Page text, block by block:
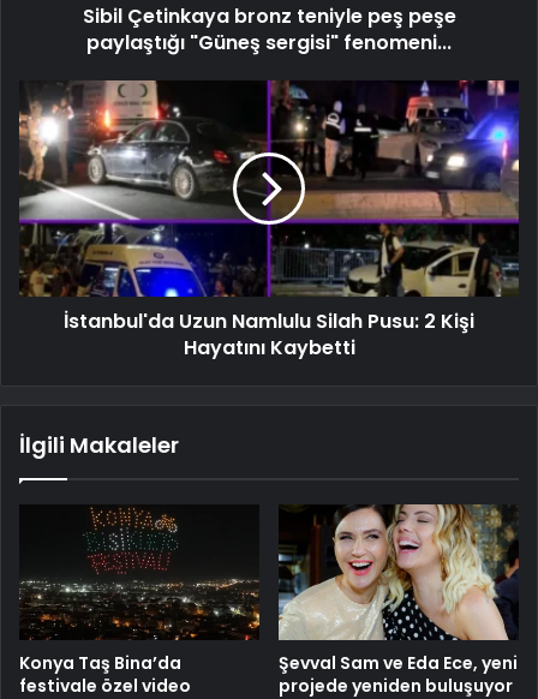
Sibil Çetinkaya bronz teniyle peş peşe
paylaştığı "Güneş sergisi" fenomeni...
İstanbul'da Uzun Namlulu Silah Pusu: 2 Kişi
Hayatını Kaybetti
İlgili Makaleler
Konya Taş Bina’da
festivale özel video
Şevval Sam ve Eda Ece, yeni
projede yeniden buluşuyor